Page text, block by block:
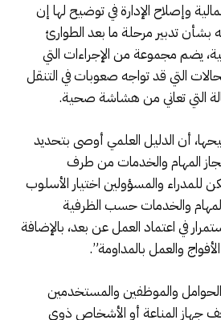
وإصلاح الإدارة في توضيح لها إن
بشأن تدبير مرحلة ما بعد الطوارئ
يضم مجموعة من الإجراءات التي
التي قد تواجه صعوبات في التنقل
التي تعاني من هشاشة صحية.
أن الدليل العلمي أوصى بتحديد
المهام والخدمات من طرف
للمدراء والمسؤولين اختيار الأسلوب
والخدمات حسب الظرفية
في اعتماد العمل عن بعد، بالإضافة
والعمل بالمداومة”.
والموظفين والمستخدمين
المناعة أو الأشخاص ذوي